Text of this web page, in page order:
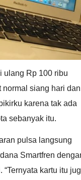
ulang Rp 100 ribu
normal siang hari dan
karena tak ada
sebanyak itu.
pulsa langsung
Smartfren
kartu itu